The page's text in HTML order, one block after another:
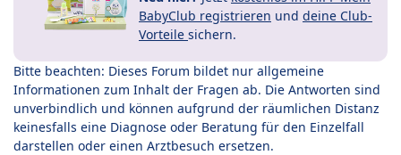
BabyClub registrieren und deine Club-
Vorteile sichern.
Bitte beachten: Dieses Forum bildet nur allgemeine
Informationen zum Inhalt der Fragen ab. Die Antworten sind
unverbindlich und können aufgrund der räumlichen Distanz
keinesfalls eine Diagnose oder Beratung für den Einzelfall
darstellen oder einen Arztbesuch ersetzen.